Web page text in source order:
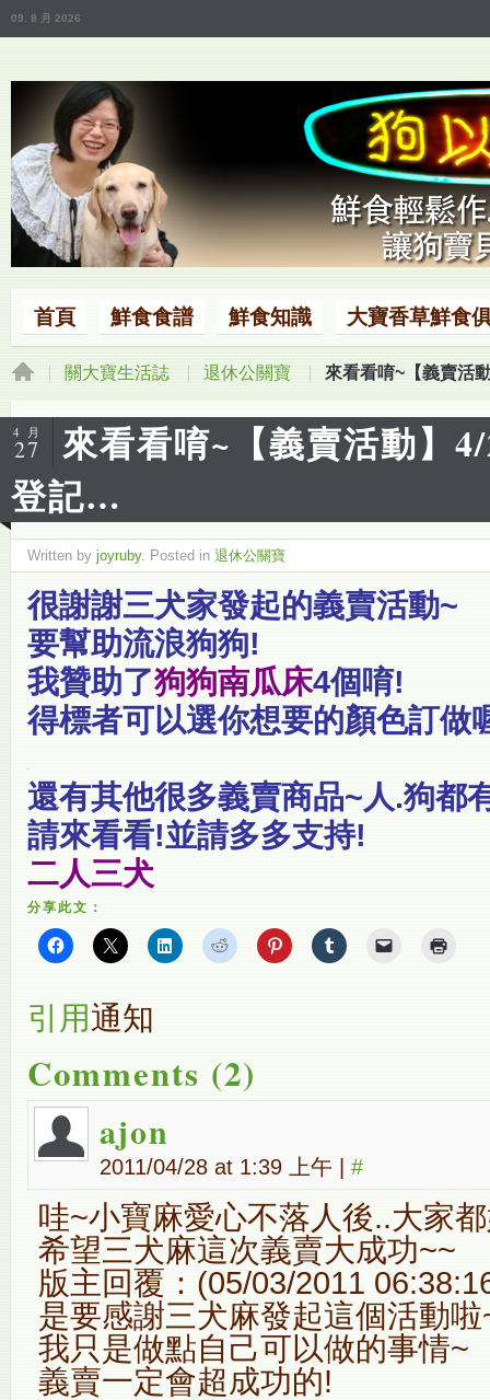
09. 8 月 2026
首頁 鮮食食譜 鮮食知識 大寶香草鮮食
關大寶生活誌 退休公關寶 來看看唷~【義賣活
4 月
27
來看看唷~【義賣活動】
登記…
Written by joyruby. Posted in 退休公關寶
很謝謝三犬家發起的義賣活動~
要幫助流浪狗狗!
我贊助了狗狗南瓜床4個唷!
得標者可以選你想要的顏色訂做
還有其他很多義賣商品~人.狗都
請來看看!並請多多支持!
二人三犬
分享此文：
引用通知
Comments (2)
ajon
2011/04/28 at 1:39 上午 #
哇~小寶麻愛心不落人後..大家
希望三犬麻這次義賣大成功~~
版主回覆：(05/03/2011
是要感謝三犬麻發起這個活動啦
我只是做點自己可以做的事情~
義賣一定會超成功的!